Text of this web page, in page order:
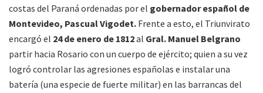
costas del Paraná ordenadas por el gobernador español de
Montevideo, Pascual Vigodet. Frente a esto, el Triunvirato
encargó el 24 de enero de 1812al Gral. Manuel Belgrano
partir hacia Rosario con un cuerpo de ejército; quien a su vez
logró controlar las agresiones españolas e instalar una
batería (una especie de fuerte militar) en las barrancas del